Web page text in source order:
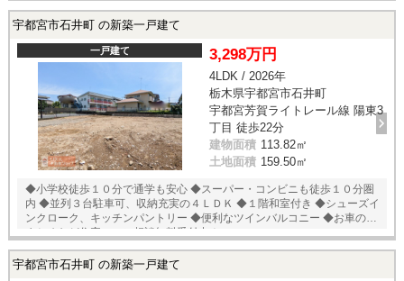
家、壁全体で家を支え守る、耐力壁。
宇都宮市石井町 の新築一戸建て
一戸建て 3,298万円
4LDK / 2026年
栃木県宇都宮市石井町
宇都宮芳賀ライトレール線 陽東3
丁目 徒歩22分
建物面積 113.82㎡
土地面積 159.50㎡
◆小学校徒歩１０分で通学も安心 ◆スーパー・コンビニも徒歩１０分圏
内 ◆並列３台駐車可、収納充実の４ＬＤＫ ◆１階和室付き ◆シューズイ
ンクローク、キッチンパントリー ◆便利なツインバルコニー ◆お車のお
まとめなど住宅ローン相談無料受付中！
宇都宮市石井町 の新築一戸建て